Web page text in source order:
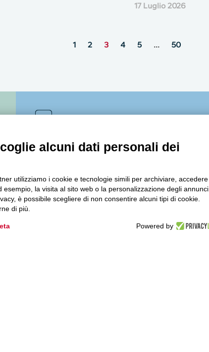
17 Luglio 2026
1 2 3 4 5 … 50
alcuni dati personali dei
utilizziamo i cookie e tecnologie simili per archiviare, accedere
la visita al sito web o la personalizzazione degli annunci.
è possibile scegliere di non consentire alcuni tipi di cookie.
di più.
Powered by